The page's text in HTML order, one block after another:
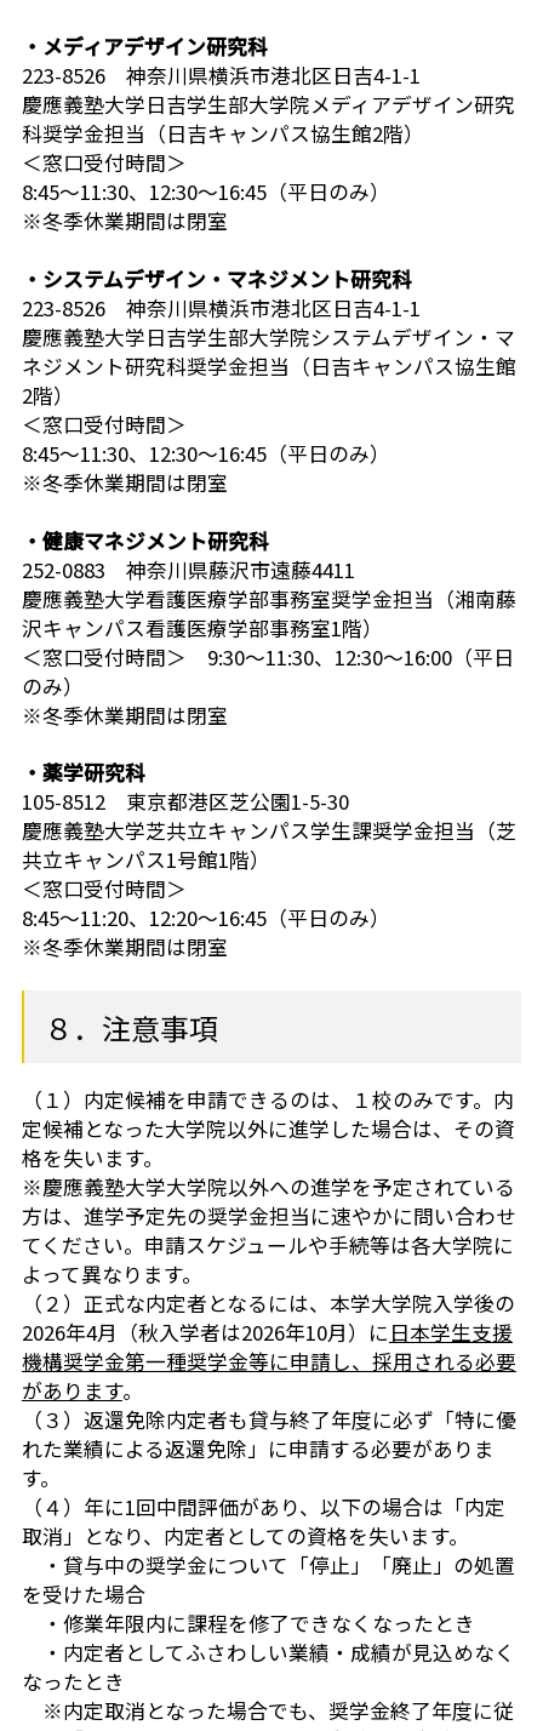
・メディアデザイン研究科
223-8526 神奈川県横浜市港北区日吉4-1-1
慶應義塾大学日吉学生部大学院メディアデザイン研究
科奨学金担当（日吉キャンパス協生館2階）
＜窓口受付時間＞
8:45～11:30、12:30～16:45（平日のみ）
※冬季休業期間は閉室
・システムデザイン・マネジメント研究科
223-8526 神奈川県横浜市港北区日吉4-1-1
慶應義塾大学日吉学生部大学院システムデザイン・マ
ネジメント研究科奨学金担当（日吉キャンパス協生館
2階）
＜窓口受付時間＞
8:45～11:30、12:30～16:45（平日のみ）
※冬季休業期間は閉室
・健康マネジメント研究科
252-0883 神奈川県藤沢市遠藤4411
慶應義塾大学看護医療学部事務室奨学金担当（湘南藤
沢キャンパス看護医療学部事務室1階）
＜窓口受付時間＞ 9:30～11:30、12:30～16:00（平日
のみ）
※冬季休業期間は閉室
・薬学研究科
105-8512 東京都港区芝公園1-5-30
慶應義塾大学芝共立キャンパス学生課奨学金担当（芝
共立キャンパス1号館1階）
＜窓口受付時間＞
8:45～11:20、12:20～16:45（平日のみ）
※冬季休業期間は閉室
８．注意事項
（１）内定候補を申請できるのは、１校のみです。内
定候補となった大学院以外に進学した場合は、その資
格を失います。
※慶應義塾大学大学院以外への進学を予定されている
方は、進学予定先の奨学金担当に速やかに問い合わせ
てください。申請スケジュールや手続等は各大学院に
よって異なります。
（２）正式な内定者となるには、本学大学院入学後の
2026年4月（秋入学者は2026年10月）に 日本学生支援
機構奨学金第一種奨学金等に申請し、採用される必要
があります。
（３）返還免除内定者も貸与終了年度に必ず「特に優
れた業績による返還免除」に申請する必要がありま
す。
（４）年に1回中間評価があり、以下の場合は「内定
取消」となり、内定者としての資格を失います。
・貸与中の奨学金について「停止」「廃止」の処置
を受けた場合
・修業年限内に課程を修了できなくなったとき
・内定者としてふさわしい業績・成績が見込めなく
なったとき
※内定取消となった場合でも、奨学金終了年度に従